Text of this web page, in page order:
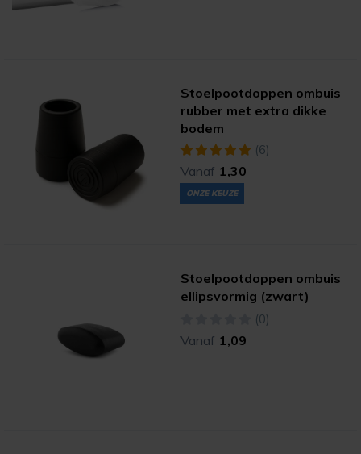
Stoelpootdoppen ombuis
rubber met extra dikke
bodem
(6)
Vanaf 1,30
ONZE KEUZE
Stoelpootdoppen ombuis
ellipsvormig (zwart)
(0)
Vanaf 1,09